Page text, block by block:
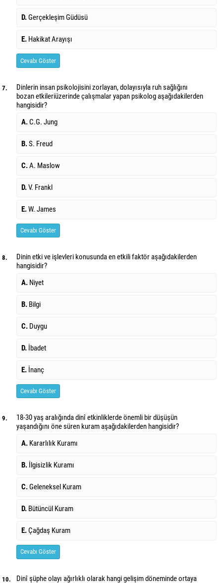
D.Gerçekleşim Güdüsü
E. Hakikat Arayışı
Cevabı Göster
7.
Dinlerin insan psikolojisini zorlayan, dolayısıyla ruh sağlığını
bozan etkileriüzerinde çalışmalar yapan psikolog aşağıdakilerden
hangisidir?
A.C.G. Jung
B.S. Freud
C.A. Maslow
D.V. Frankl
E.W. James
Cevabı Göster
8.
Dinin etki ve işlevleri konusunda en etkili faktör aşağıdakilerden
hangisidir?
A. Niyet
B. Bilgi
C. Duygu
D. İbadet
E. İnanç
Cevabı Göster
9.
18-30 yaş aralığında dinî etkinliklerde önemli bir düşüşün
yaşandığını öne süren kuram aşağıdakilerden hangisidir?
A. Kararlılık Kuramı
B. İlgisizlik Kuramı
C.Geleneksel Kuram
D. Bütüncül Kuram
E.Çağdaş Kuram
Cevabı Göster
10.
Dinî şüphe olayı ağırlıklı olarak hangi gelişim döneminde ortaya